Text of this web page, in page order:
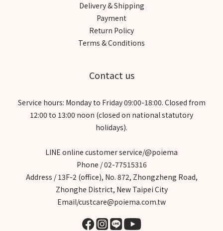
Delivery & Shipping
Payment
Return Policy
Terms & Conditions
Contact us
Service hours: Monday to Friday 09:00-18:00. Closed from
12:00 to 13:00 noon (closed on national statutory
holidays).
LINE online customer service/@poiema
Phone / 02-77515316
Address / 13F-2 (office), No. 872, Zhongzheng Road,
Zhonghe District, New Taipei City
Email/custcare@poiema.com.tw